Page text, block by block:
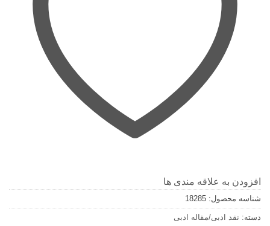
افزودن به علاقه مندی ها
شناسه محصول: 18285
دسته: نقد ادبی/مقاله ادبی